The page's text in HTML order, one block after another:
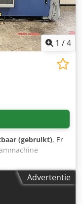
Taper
1 /4
(gebruikt), Er
max. plaatdikte:
X/Y/Z: ca.
2300 kg.
ter plaatse is
Advertentie